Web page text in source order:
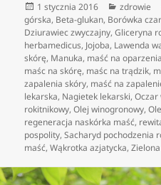
Data
publikacji
1 stycznia 2016 Kategorie
zdrowie
górska, Beta-glukan, Borówka
Dziurawiec zwyczajny,Gliceryna
herbamedicus, Jojoba, Lawenda
skórę, Manuka, maść na oparzenia
maśc na skórę, maśc na trądzik,
zapalenia skóry, maść na
lekarska, Nagietek lekarski,Oczar
rokitnikowy,Olej winogronowy,
regeneracja naskórka maść,
pospolity,Sacharyd pochodzenia
maść,Wąkrotka azjatycka,